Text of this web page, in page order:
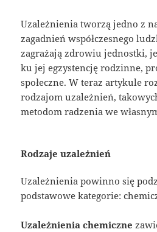
Uzależnienia tworzą jedno z
zagadnień współczesnego
zagrażają zdrowiu jednostki,
ku jej egzystencję rodzinne,
społeczne. W teraz artykule
rodzajom uzależnień,
metodom radzenia we
Rodzaje uzależnień
Uzależnienia powinno się
podstawowe kategorie:
Uzależnienia chemiczne